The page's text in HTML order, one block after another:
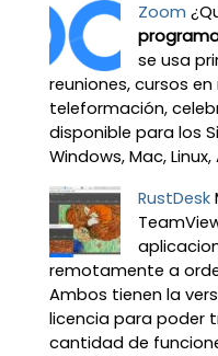
Zoom
se usa
reuniones, cursos
teleformación,
disponible para los
Windows, Mac, Linux,
RustDesk
remotamente a
Ambos tienen la
licencia para poder
cantidad de